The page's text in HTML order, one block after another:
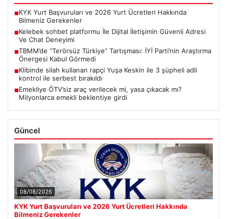
■KYK Yurt Başvuruları ve 2026 Yurt Ücretleri Hakkında
Bilmeniz Gerekenler
■Kelebek sohbet platformu İle Dijital İletişimin Güvenli Adresi
Ve Chat Deneyimi
■TBMM’de “Terörsüz Türkiye” Tartışması: İYİ Parti’nin Araştırma
Önergesi Kabul Görmedi
■Klibinde silah kullanan rapçi Yuşa Keskin ile 3 şüpheli adli
kontrol ile serbest bırakıldı
■Emekliye ÖTV’siz araç verilecek mi, yasa çıkacak mı?
Milyonlarca emekli beklentiye girdi
Güncel
08/08/2026
KYK Yurt Başvuruları ve 2026 Yurt Ücretleri Hakkında
Bilmeniz Gerekenler